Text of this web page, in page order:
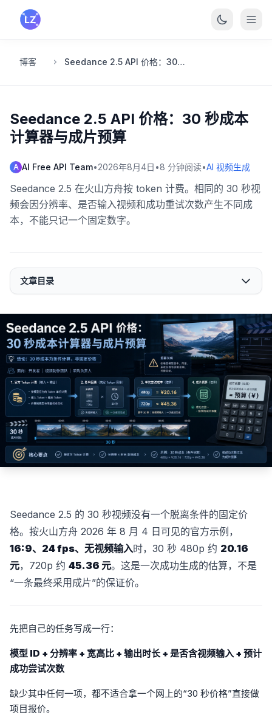
跳转到主要内容
博客 Seedance 2.5 API 价格：30 秒成本计算器与成片预算
Seedance 2.5 API 价格：30 秒成本
计算器与成片预算
A AI Free API Team•2026年8月4日 •8 分钟阅读•AI 视频生成
Seedance 2.5 在火山方舟按 token 计费。相同的 30 秒视
频会因分辨率、是否输入视频和成功重试次数产生不同成
本，不能只记一个固定数字。
文章目录
Seedance 2.5 的 30 秒视频没有一个脱离条件的固定价
格。按火山方舟 2026 年 8 月 4 日可见的官方示例，
16:9、24 fps、无视频输入时，30 秒 480p 约 20.16
元，720p 约 45.36 元。这是一次成功生成的估算，不是
“一条最终采用成片”的保证价。
先把自己的任务写成一行：
模型 ID + 分辨率 + 宽高比 + 输出时长 + 是否含视频输入 + 预计
成功尝试次数
缺少其中任何一项，都不适合拿一个网上的“30 秒价格”直接做
项目报价。